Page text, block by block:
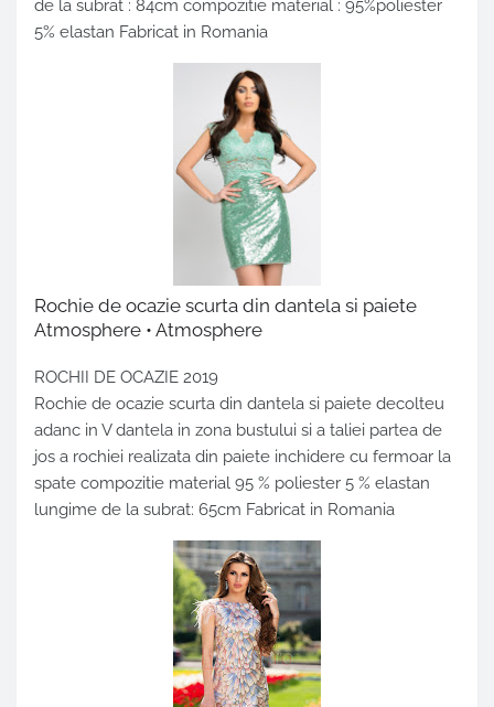
de la subrat : 84cm compozitie material : 95%poliester
5% elastan Fabricat in Romania
Rochie de ocazie scurta din dantela si paiete
Atmosphere • Atmosphere
ROCHII DE OCAZIE 2019
Rochie de ocazie scurta din dantela si paiete decolteu
adanc in V dantela in zona bustului si a taliei partea de
jos a rochiei realizata din paiete inchidere cu fermoar la
spate compozitie material 95 % poliester 5 % elastan
lungime de la subrat: 65cm Fabricat in Romania